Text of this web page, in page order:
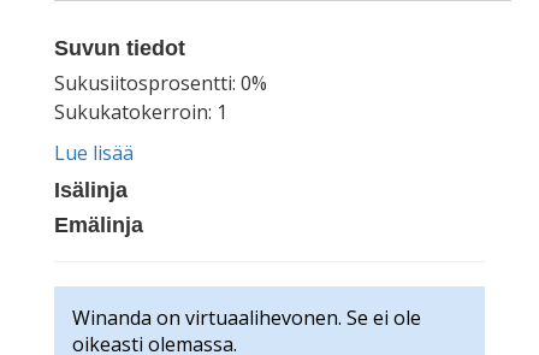
Suvun tiedot
Sukusiitosprosentti: 0%
Sukukatokerroin: 1
Lue lisää
Isälinja
Emälinja
Winanda on virtuaalihevonen. Se ei ole
oikeasti olemassa.